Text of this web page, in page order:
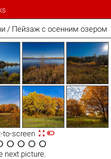
/ Пейзаж с осенним озером
to-screen 
   
next picture.